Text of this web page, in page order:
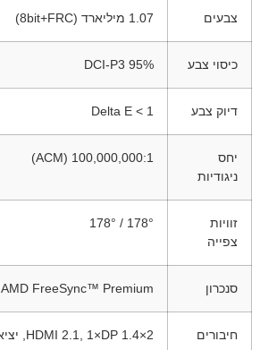
צבעים 1.07 מיליארד (8bit+FRC)
כיסוי צבע DCI-P3 95%
דיוק צבע Delta E < 1
יחס
ניגודיות
100,000,000:1 (ACM)
זוויות
צפייה
178° / 178°
סנכרון AMD FreeSync™ Premium
חיבורים 2×HDMI 2.1, 1×DP 1.4, יציאת אודיו